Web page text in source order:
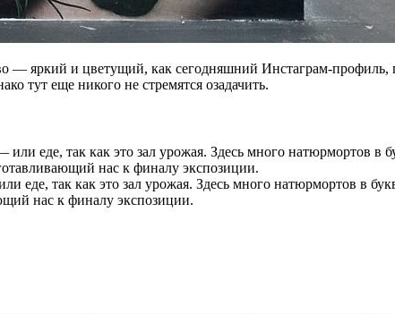
— яркий и цветущий, как сегодняшний Инстаграм-
тут еще никого не стремятся озадачить.
так как это зал урожая. Здесь много натюрмортов в
нас к финалу экспозиции.